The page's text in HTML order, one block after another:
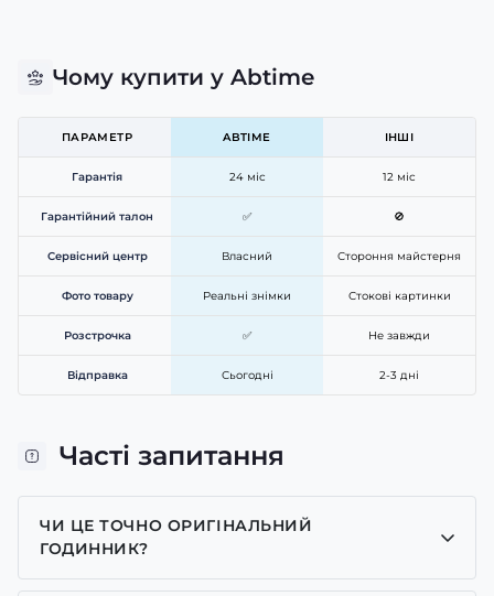
Чому купити у Abtime
ПАРАМЕТР ABTIME ІНШІ
Гарантія 24 міс 12 міс
Гарантійний талон ✅ 🚫
Сервісний центр Власний Стороння майстерня
Фото товару Реальні знімки Стокові картинки
Розстрочка ✅ Не завжди
Відправка Сьогодні 2-3 дні
Часті запитання
ЧИ ЦЕ ТОЧНО ОРИГІНАЛЬНИЙ
ГОДИННИК?
Так, усі годинники у нас лише оригінальні, ми є